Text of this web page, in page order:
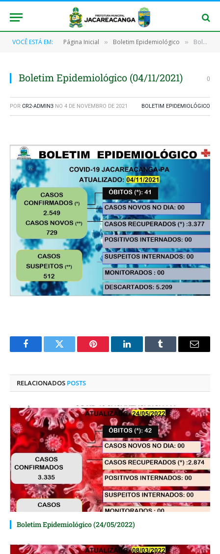
VOCÊ ESTÁ EM: Página Inicial » Boletim Epidemiológico » Boletim Epidemiológico (04/11/2021)
Boletim Epidemiológico (04/11/2021) 0
POR CR2-ADMIN3 NO 4 DE NOVEMBRO DE 2021 BOLETIM EPIDEMIOLÓGICO
FacebookTwitter Pinterest O
Tumblr
E-
RELACIONADOS POSTS
Boletim Epidemiológico (24/05/2022)